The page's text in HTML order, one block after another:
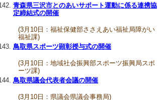
青森県三沢市とのあいサポート運動に係る連携協
定締結式の開催
(3月10日：福祉保健部ささえあい福祉局障がい
福祉課)
鳥取県スポーツ顕彰授与式の開催
(3月10日：地域社会振興部スポーツ振興局スポ
ーツ課)
鳥取県議会代表者会議の開催
(3月10日：県議会県議会事務局)